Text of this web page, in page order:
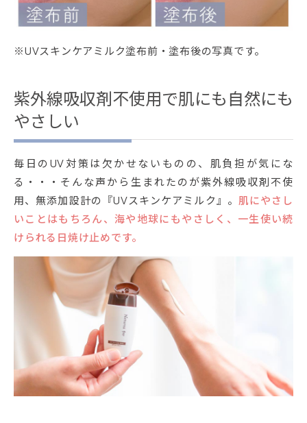
※UVスキンケアミルク塗布前・塗布後の写真です。
紫外線吸収剤不使用で肌にも自然にも
やさしい
毎日のUV対策は欠かせないものの、肌負担が気にな
る・・・そんな声から生まれたのが紫外線吸収剤不使
用、無添加設計の『UVスキンケアミルク』。 肌にやさし
いことはもちろん、海や地球にもやさしく、一生使い続
けられる日焼け止めです。